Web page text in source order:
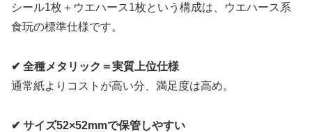
シール1枚＋ウエハース1枚という構成は、ウエハース系
食玩の標準仕様です。
✔ 全種メタリック＝実質上位仕様
通常紙よりコストが高い分、満足度は高め。
✔ サイズ52×52mmで保管しやすい